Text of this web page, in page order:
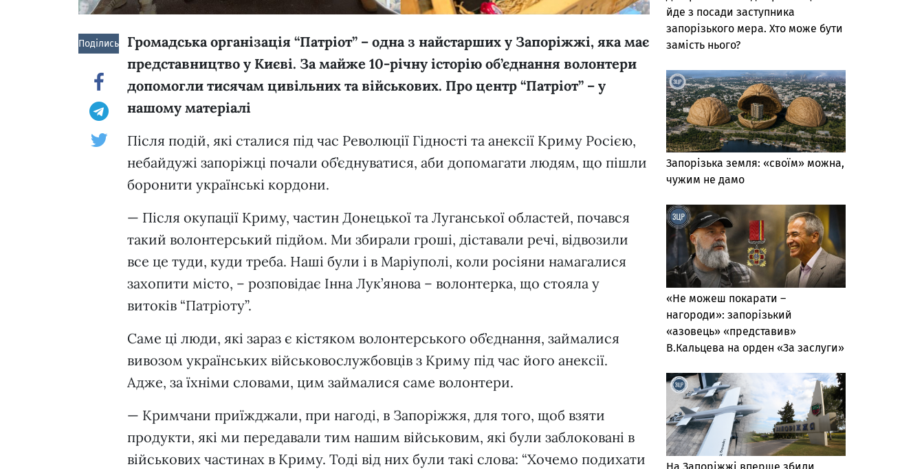
Поділись!
Громадська організація “Патріот” – одна з найстарших у Запоріжжі, яка має
представництво у Києві. За майже 10-річну історію об’єднання волонтери
допомогли тисячам цивільних та військових. Про центр “Патріот” – у
нашому матеріалі
Після подій, які сталися під час Революції Гідності та анексії Криму Росією,
небайдужі запоріжці почали об’єднуватися, аби допомагати людям, що пішли
боронити українські кордони.
— Після окупації Криму, частин Донецької та Луганської областей, почався
такий волонтерський підйом. Ми збирали гроші, діставали речі, відвозили
все це туди, куди треба. Наші були і в Маріуполі, коли росіяни намагалися
захопити місто, – розповідає Інна Лук’янова – волонтерка, що стояла у
витоків “Патріоту”.
Саме ці люди, які зараз є кістяком волонтерського об’єднання, займалися
вивозом українських військовослужбовців з Криму під час його анексії.
Адже, за їхніми словами, цим займалися саме волонтери.
— Кримчани приїжджали, при нагоді, в Запоріжжя, для того, щоб взяти
продукти, які ми передавали тим нашим військовим, які були заблоковані в
військових частинах в Криму. Тоді від них були такі слова: “Хочемо подихати
йде з посади заступника
запорізького мера. Хто може бути
замість нього?
Запорізька земля: «своїм» можна,
чужим не дамо
«Не можеш покарати –
нагороди»: запорізький
«азовець» «представив»
В.Кальцева на орден «За заслуги»